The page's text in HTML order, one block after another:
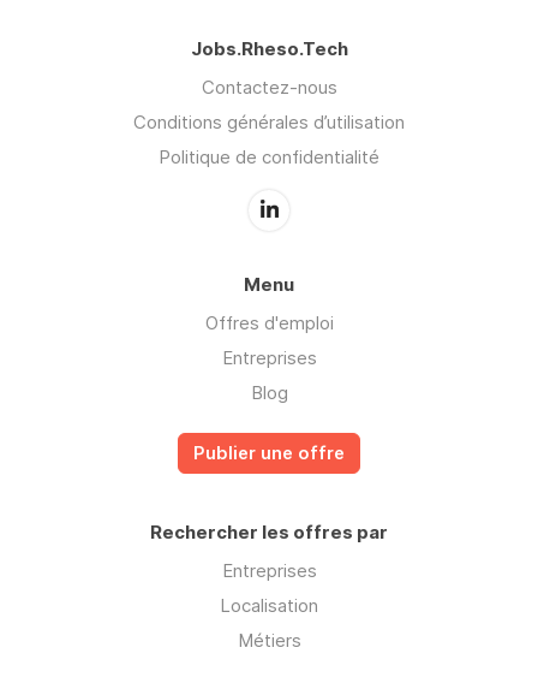
Jobs.Rheso.Tech
Contactez-nous
Conditions générales d’utilisation
Politique de confidentialité
Menu
Offres d'emploi
Entreprises
Blog
Publier une offre
Rechercher les offres par
Entreprises
Localisation
Métiers